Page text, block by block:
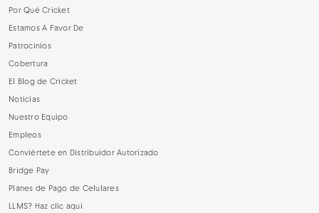
Por Qué Cricket
Estamos A Favor De
Patrocinios
Cobertura
El Blog de Cricket
Noticias
Nuestro Equipo
Empleos
Conviértete en Distribuidor Autorizado
Bridge Pay
Planes de Pago de Celulares
LLMS? Haz clic aquí